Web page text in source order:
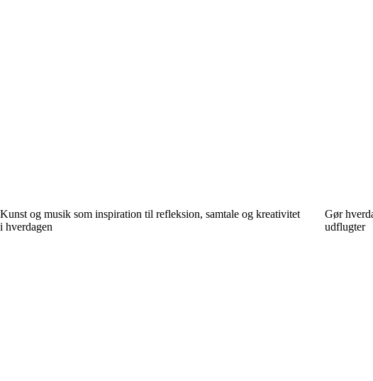
Kunst og musik som inspiration til refleksion, samtale og kreativitet
i hverdagen
Gør
udflugter